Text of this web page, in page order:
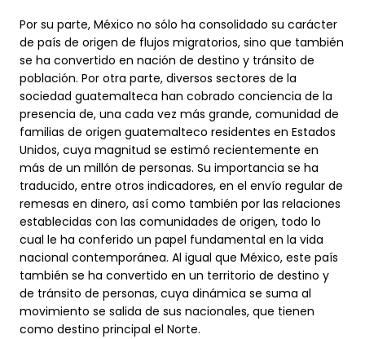
Por su parte, México no sólo ha consolidado su carácter
de país de origen de flujos migratorios, sino que también
se ha convertido en nación de destino y tránsito de
población. Por otra parte, diversos sectores de la
sociedad guatemalteca han cobrado conciencia de la
presencia de, una cada vez más grande, comunidad de
familias de origen guatemalteco residentes en Estados
Unidos, cuya magnitud se estimó recientemente en
más de un millón de personas. Su importancia se ha
traducido, entre otros indicadores, en el envío regular de
remesas en dinero, así como también por las relaciones
establecidas con las comunidades de origen, todo lo
cual le ha conferido un papel fundamental en la vida
nacional contemporánea. Al igual que México, este país
también se ha convertido en un territorio de destino y
de tránsito de personas, cuya dinámica se suma al
movimiento se salida de sus nacionales, que tienen
como destino principal el Norte.